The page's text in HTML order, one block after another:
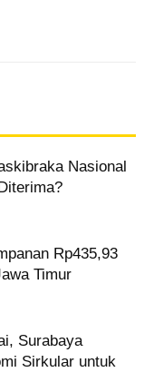
Nasional
Rp435,93
Timur
Surabaya
Sirkular untuk